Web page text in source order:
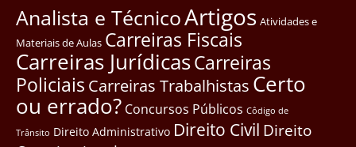
Analista e TécnicoArtigos Atividades e
Materiais de Aulas Carreiras Fiscais
Carreiras JurídicasCarreiras
Policiais Carreiras Trabalhistas Certo
ou errado? Concursos Públicos Côdigo de
Trânsito Direito Administrativo Direito Civil Direito